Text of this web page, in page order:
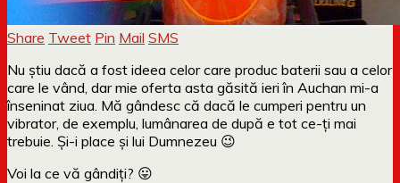
Share Tweet Pin Mail SMS
Nu știu dacă a fost ideea celor care produc baterii sau a celor
care le vând, dar mie oferta asta găsită ieri în Auchan mi-a
înseninat ziua. Mă gândesc că dacă le cumperi pentru un
vibrator, de exemplu, lumânarea de după e tot ce-ți mai
trebuie. Și-i place și lui Dumnezeu 😉
Voi la ce vă gândiți? 😛